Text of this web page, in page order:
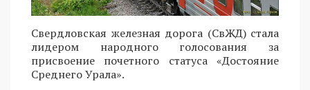
Свердловская железная дорога (СвЖД) стала
лидером народного голосования за
присвоение почетного статуса «Достояние
Среднего Урала».